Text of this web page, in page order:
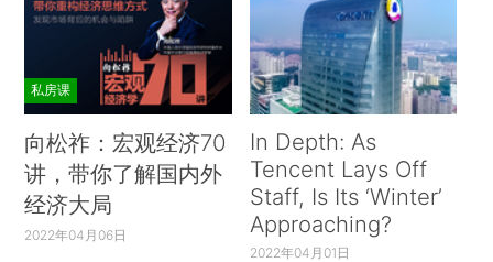
私房课
向松祚：宏观经济70
讲，带你了解国内外
经济大局
2022年04月06日
In Depth: As
Tencent Lays Off
Staff, Is Its ‘Winter’
Approaching?
2022年04月01日